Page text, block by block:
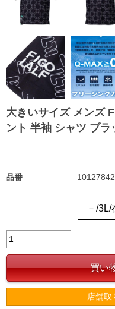
大きいサイズ メンズ
ント 半袖 シャツ ブ
品番
店舗取